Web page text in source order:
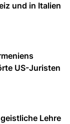
und in Italien
US-Juristen
Lehre